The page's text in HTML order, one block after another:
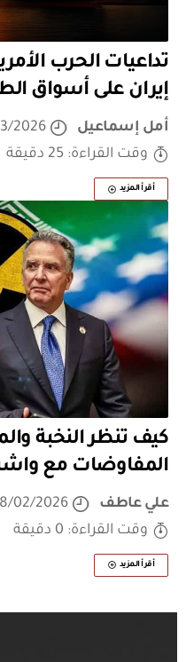
تداعيات الحرب
إيران على أسواق
أمل إسماعيل
2026
وقت القراءة: 25 دقيقة
أقرأ المزيد
كيف تنظر النخبة
المفاوضات مع
علي عاطف
18/02/2026
وقت القراءة: 0 دقيقة
أقرأ المزيد